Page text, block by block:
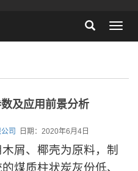
及应用前景分析
司 日期：2020年6月4日
、椰壳为原料，制
煤质柱状炭灰份低、